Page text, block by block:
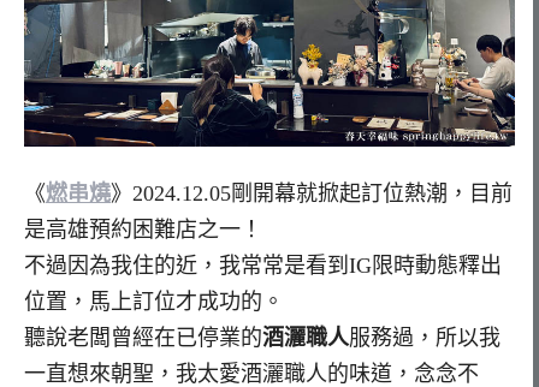
《燃串燒》2024.12.05剛開幕就掀起訂位熱潮，目前
是高雄預約困難店之一！
不過因為我住的近，我常常是看到IG限時動態釋出
位置，馬上訂位才成功的。
聽說老闆曾經在已停業的酒灑職人服務過，所以我
一直想來朝聖，我太愛酒灑職人的味道，念念不